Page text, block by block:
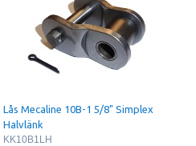
Lås Mecaline 10B-1 5/8" Simplex
Halvlänk
KK10B1LH